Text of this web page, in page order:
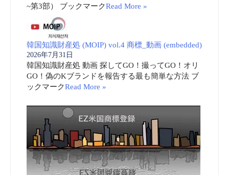
~第3部） ブックマークRead More »
韓国知識財産処 (MOIP) vol.4 商標_動画 (embedded)
2026年7月31日
韓国知識財産処 動画 探してGO！撮ってGO！オリ
GO！偽のKブランドを報告する最も簡単な方法 ブ
ックマークRead More »